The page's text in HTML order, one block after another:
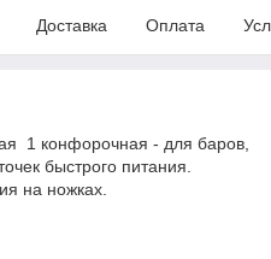
Доставка Оплата
1 конфорочная - для баров,
быстрого питания.
на ножках.